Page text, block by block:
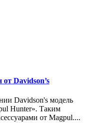
Davidson’s
Davidson's модель
Hunter». Таким
от Magpul....